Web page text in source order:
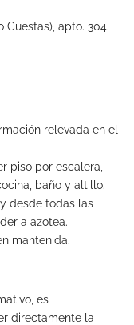
Cuestas), apto. 304.
relevada en el
piso por escalera,
baño y altillo.
desde todas las
a azotea.
mantenida.
es
directamente la